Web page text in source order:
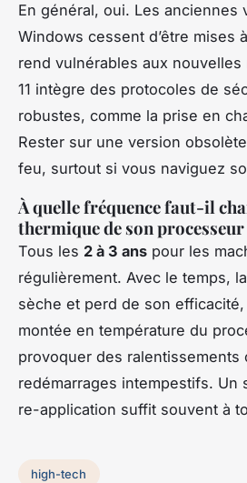
En général, oui. Les anciennes
Windows cessent d’être mises
rend vulnérables aux nouvelles
11 intègre des protocoles de
robustes, comme la prise en
Rester sur une version
feu, surtout si vous naviguez
À quelle fréquence faut-il
thermique de son processeur
Tous les 2 à 3 ans pour les
régulièrement. Avec le temps,
sèche et perd de son
montée en température du
provoquer des ralentissements
redémarrages intempestifs. Un
re-application suffit souvent à
high-tech